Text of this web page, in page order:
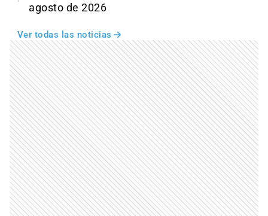
agosto de 2026
Ver todas las noticias